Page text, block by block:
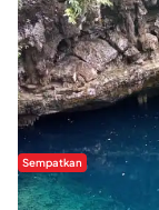
Sempatkan
Danau Rebi-Rebi,